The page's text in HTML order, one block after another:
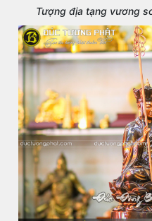
Tượng địa tạng vương